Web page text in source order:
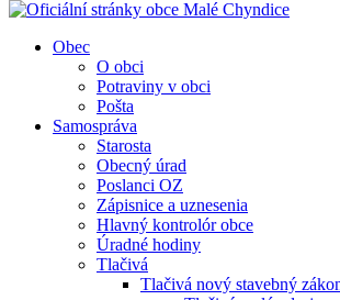
Obec
O obci
Potraviny v obci
Pošta
Samospráva
Starosta
Obecný úrad
Poslanci OZ
Zápisnice a uznesenia
Hlavný kontrolór obce
Úradné hodiny
Tlačivá
Tlačivá nový stavebný